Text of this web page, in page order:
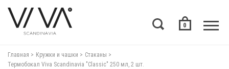
0
Главная Кружки и чашки
Стаканы
Термобокал Viva Scandinavia "Classic" 250 мл, 2 шт.